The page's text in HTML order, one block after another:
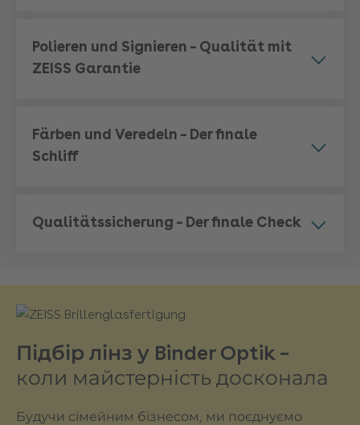
powered by
Polieren und Signieren – Qualität mit
ZEISS Garantie
Färben und Veredeln – Der finale
Schliff
Qualitätssicherung – Der finale Check
Підбір лінз у Binder Optik –
коли майстерність досконала
Будучи сімейним бізнесом, ми поєднуємо